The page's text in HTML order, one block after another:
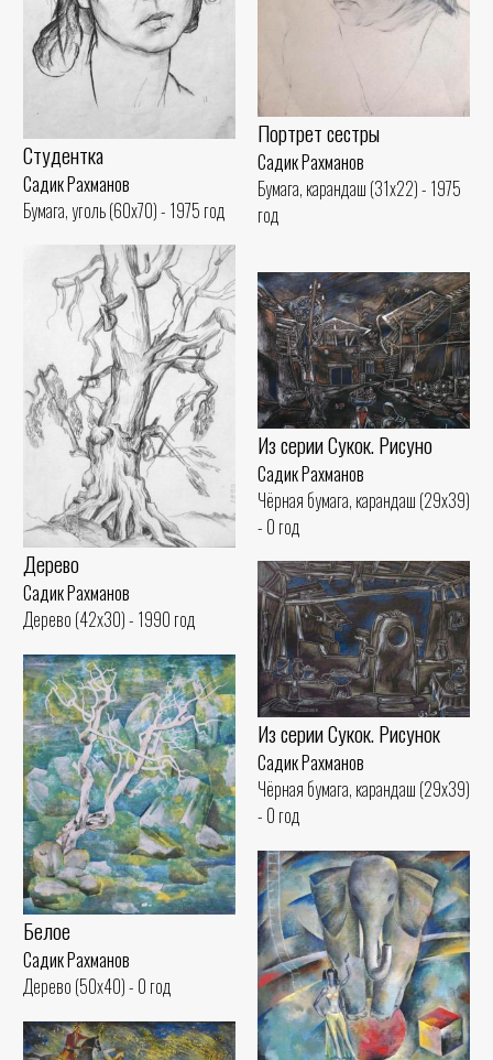
Портрет сестры
Садик Рахманов
Бумага, карандаш (31x22) - 1975
год
Студентка
Садик Рахманов
Бумага, уголь (60x70) - 1975 год
Дерево
Садик Рахманов
Дерево (42x30) - 1990 год
Из серии Сукок. Рисуно
Садик Рахманов
Чёрная бумага, карандаш (29x39)
- 0 год
Из серии Сукок. Рисунок
Садик Рахманов
Чёрная бумага, карандаш (29x39)
- 0 год
Белое
Садик Рахманов
Дерево (50x40) - 0 год